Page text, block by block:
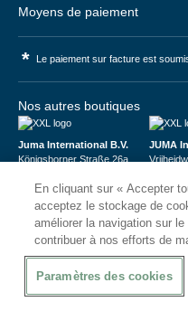
Moyens de paiement
* Le paiement sur facture est
Nos autres boutiques
Juma International B.V.
Königsborner Straße 26a
USt-ID: DE321159873
Handelsregister: 58573909
JUMA
BTW:
K.V.K.:
En cliquant sur « Accepter
acceptez le stockage de
améliorer la navigation sur
contribuer à nos efforts de
Paramètres des cookies